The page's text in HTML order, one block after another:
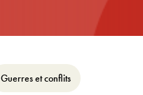
Guerres et conflits